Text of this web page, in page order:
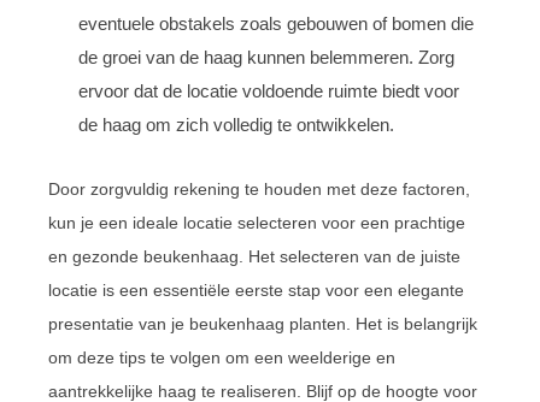
eventuele obstakels zoals gebouwen of bomen die
de groei van de haag kunnen belemmeren. Zorg
ervoor dat de locatie voldoende ruimte biedt voor
de haag om zich volledig te ontwikkelen.
Door zorgvuldig rekening te houden met deze factoren,
kun je een ideale locatie selecteren voor een prachtige
en gezonde beukenhaag. Het selecteren van de juiste
locatie is een essentiële eerste stap voor een elegante
presentatie van je beukenhaag planten. Het is belangrijk
om deze tips te volgen om een weelderige en
aantrekkelijke haag te realiseren. Blijf op de hoogte voor